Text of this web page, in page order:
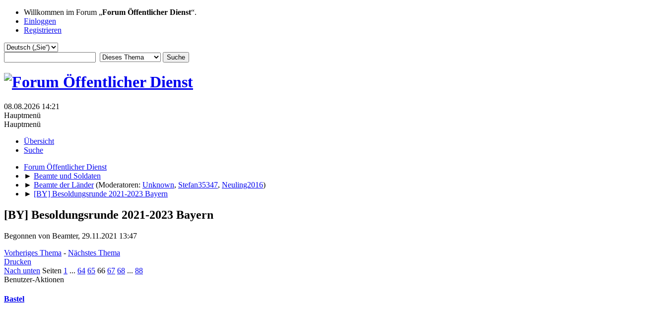
Willkommen im Forum „Forum Öffentlicher Dienst“.
Einloggen
Registrieren
08.08.2026 14:21
Hauptmenü
Hauptmenü
Übersicht
Suche
Forum Öffentlicher Dienst
► Beamte und Soldaten
► Beamte der Länder (Moderatoren: Unknown, Stefan35347, Neuling2016)
► [BY] Besoldungsrunde 2021-2023 Bayern
[BY] Besoldungsrunde 2021-2023 Bayern
Begonnen von Beamter, 29.11.2021 13:47
Vorheriges Thema - Nächstes Thema
Drucken
Nach unten Seiten 1 ... 64 65 66 67 68 ... 88
Benutzer-Aktionen
Bastel